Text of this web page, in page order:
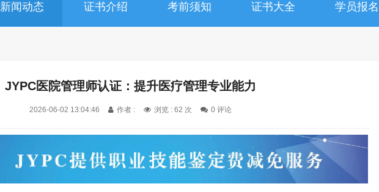
新闻动态 证书介绍 考前须知 证书大全 学员报名
JYPC医院管理师认证：提升医疗管理专业能力
2026-06-02 13:04:46 作者 : 浏览 : 62 次 0 评论